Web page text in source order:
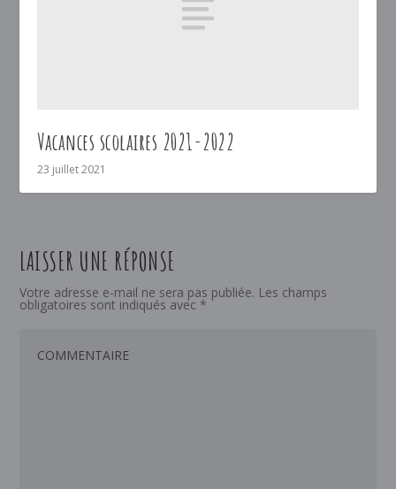
Vacances scolaires 2021-2022
23 juillet 2021
LAISSER UNE RÉPONSE
Votre adresse e-mail ne sera pas publiée. Les champs
obligatoires sont indiqués avec *